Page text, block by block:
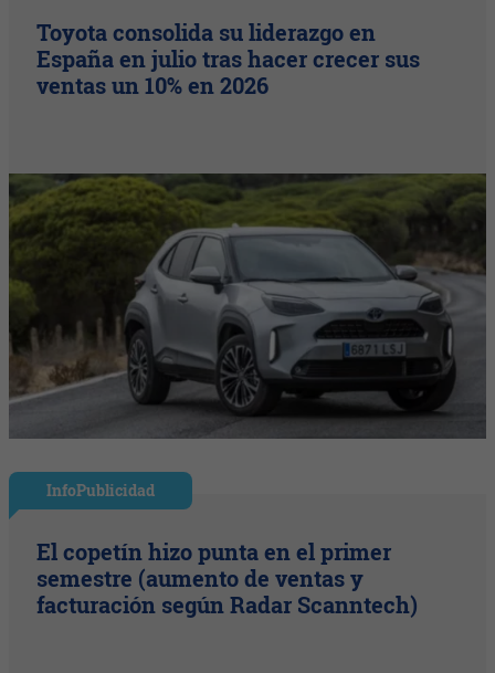
Toyota consolida su liderazgo en
España en julio tras hacer crecer sus
ventas un 10% en 2026
InfoPublicidad
El copetín hizo punta en el primer
semestre (aumento de ventas y
facturación según Radar Scanntech)